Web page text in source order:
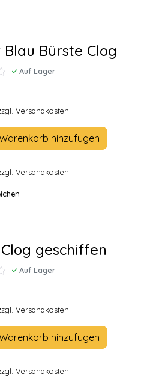
Bürste Clog
Auf Lager
Versandkosten
hinzufügen
Versandkosten
geschiffen
Auf Lager
Versandkosten
hinzufügen
Versandkosten